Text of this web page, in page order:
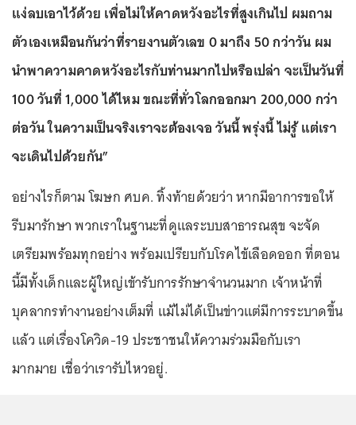
แง่ลบเอาไว้ด้วย เพื่อไม่ให้คาดหวังอะไรที่สูงเกินไป ผมถาม
ตัวเองเหมือนกันว่าที่รายงานตัวเลข 0 มาถึง 50 กว่าวัน ผม
นำพาความคาดหวังอะไรกับท่านมากไปหรือเปล่า จะเป็นวันที่
100 วันที่ 1,000 ได้ไหม ขณะที่ทั่วโลกออกมา 200,000 กว่า
ต่อวัน ในความเป็นจริงเราจะต้องเจอ วันนี้ พรุ่งนี้ ไม่รู้ แต่เรา
จะเดินไปด้วยกัน”
อย่างไรก็ตาม โฆษก ศบค. ทิ้งท้ายด้วยว่า หากมีอาการขอให้
รีบมารักษา พวกเราในฐานะที่ดูแลระบบสาธารณสุข จะจัด
เตรียมพร้อมทุกอย่าง พร้อมเปรียบกับโรคไข้เลือดออก ที่ตอน
นี้มีทั้งเด็กและผู้ใหญ่เข้ารับการรักษาจำนวนมาก เจ้าหน้าที่
บุคลากรทำงานอย่างเต็มที่ แม้ไม่ได้เป็นข่าวแต่มีการระบาดขึ้น
แล้ว แต่เรื่องโควิด-19 ประชาชนให้ความร่วมมือกับเรา
มากมาย เชื่อว่าเรารับไหวอยู่.